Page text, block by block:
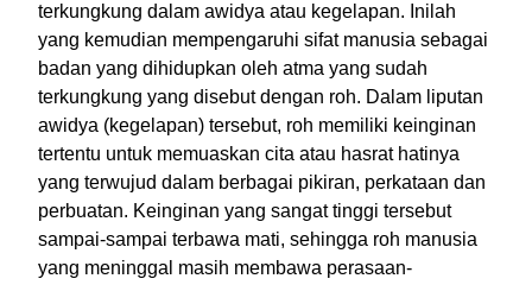
terkungkung dalam awidya atau kegelapan. Inilah
yang kemudian mempengaruhi sifat manusia sebagai
badan yang dihidupkan oleh atma yang sudah
terkungkung yang disebut dengan roh. Dalam liputan
awidya (kegelapan) tersebut, roh memiliki keinginan
tertentu untuk memuaskan cita atau hasrat hatinya
yang terwujud dalam berbagai pikiran, perkataan dan
perbuatan. Keinginan yang sangat tinggi tersebut
sampai-sampai terbawa mati, sehingga roh manusia
yang meninggal masih membawa perasaan-